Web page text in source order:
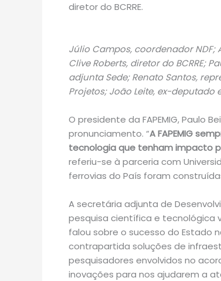
diretor do BCRRE.
Júlio Campos, coordenador NDF;
Clive Roberts, diretor do BCRRE;
adjunta Sede; Renato Santos,
Projetos; João Leite, ex-deputado
O presidente da FAPEMIG, Paulo
pronunciamento. “A FAPEMIG
tecnologia que tenham impacto
referiu-se à parceria com
ferrovias do País foram
A secretária adjunta de
pesquisa científica e tecnológica
falou sobre o sucesso do Estado
contrapartida soluções de
pesquisadores envolvidos no
inovações para nos ajudarem a